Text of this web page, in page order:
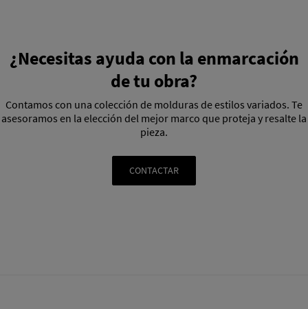
¿Necesitas ayuda con la enmarcación
de tu obra?
Contamos con una colección de molduras de estilos variados. Te
asesoramos en la elección del mejor marco que proteja y resalte la
pieza.
CONTACTAR